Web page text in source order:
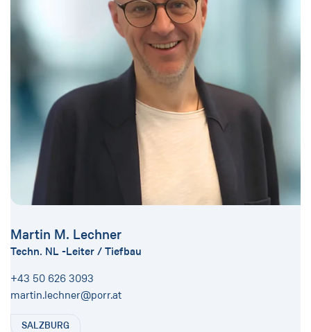
Martin M. Lechner
Techn. NL -Leiter / Tiefbau
+43 50 626 3093
martin.lechner@porr.at
SALZBURG